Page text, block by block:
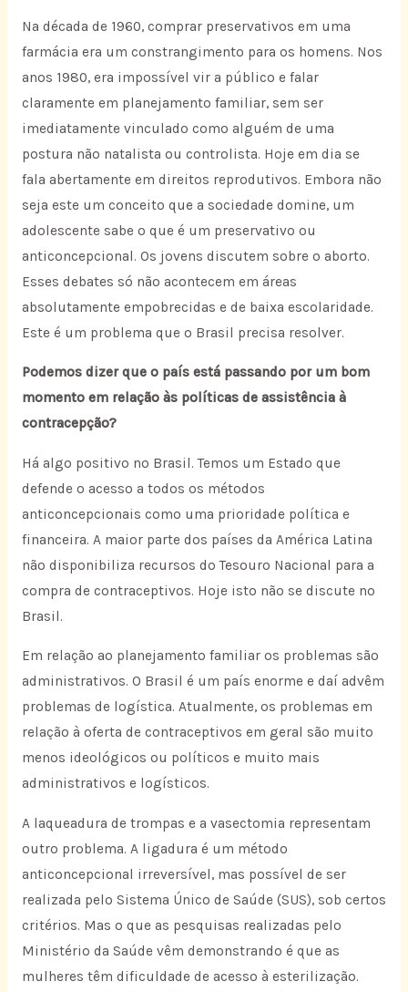
Na década de 1960, comprar preservativos em uma
farmácia era um constrangimento para os homens. Nos
anos 1980, era impossível vir a público e falar
claramente em planejamento familiar, sem ser
imediatamente vinculado como alguém de uma
postura não natalista ou controlista. Hoje em dia se
fala abertamente em direitos reprodutivos. Embora não
seja este um conceito que a sociedade domine, um
adolescente sabe o que é um preservativo ou
anticoncepcional. Os jovens discutem sobre o aborto.
Esses debates só não acontecem em áreas
absolutamente empobrecidas e de baixa escolaridade.
Este é um problema que o Brasil precisa resolver.
Podemos dizer que o país está passando por um bom
momento em relação às políticas de assistência à
contracepção?
Há algo positivo no Brasil. Temos um Estado que
defende o acesso a todos os métodos
anticoncepcionais como uma prioridade política e
financeira. A maior parte dos países da América Latina
não disponibiliza recursos do Tesouro Nacional para a
compra de contraceptivos. Hoje isto não se discute no
Brasil.
Em relação ao planejamento familiar os problemas são
administrativos. O Brasil é um país enorme e daí advêm
problemas de logística. Atualmente, os problemas em
relação à oferta de contraceptivos em geral são muito
menos ideológicos ou políticos e muito mais
administrativos e logísticos.
A laqueadura de trompas e a vasectomia representam
outro problema. A ligadura é um método
anticoncepcional irreversível, mas possível de ser
realizada pelo Sistema Único de Saúde (SUS), sob certos
critérios. Mas o que as pesquisas realizadas pelo
Ministério da Saúde vêm demonstrando é que as
mulheres têm dificuldade de acesso à esterilização.